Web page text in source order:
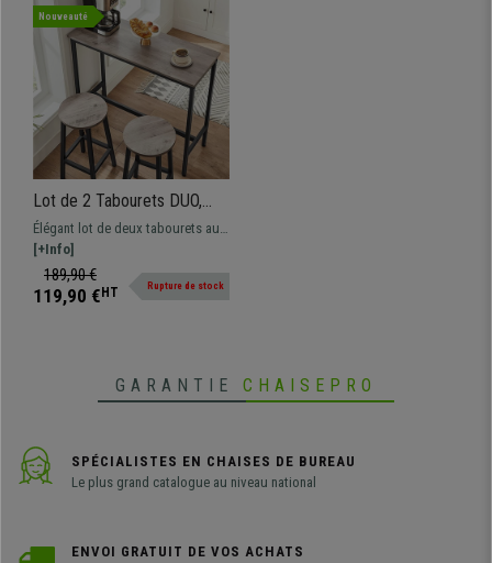
Nouveauté
Lot de 2 Tabourets DUO,
Style Industriel, en Métal et
Bois Gris
Élégant lot de deux tabourets au
style industriel, structure
metallique, robustes et stables.
[+Info]
189,90 €
119,90 € HT Rupture de stock
GARANTIE CHAISEPRO
SPÉCIALISTES EN CHAISES DE BUREAU
Le plus grand catalogue au niveau national
ENVOI GRATUIT DE VOS ACHATS